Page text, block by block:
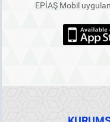
EPİAŞ Mobil